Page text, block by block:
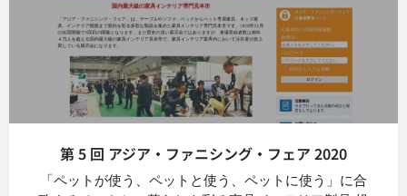
第 5 回 アジア・ファニシング・フェア 2020
「ペットが使う、ペットと使う、ペットに使う」に合